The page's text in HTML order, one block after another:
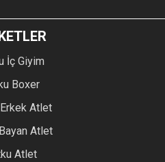
İç Giyim
Boxer
Atlet
Atlet
Atlet